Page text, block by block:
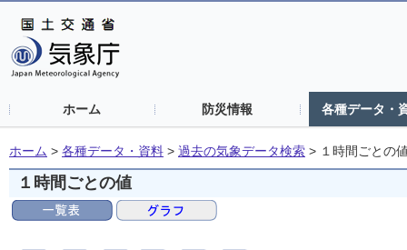
ホーム 防災情報 各種データ・
ホーム > 各種データ・資料 > 過去の気象データ検索 > １時間ごとの
１時間ごとの値